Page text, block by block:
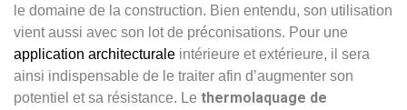
le domaine de la construction. Bien entendu, son utilisation
vient aussi avec son lot de préconisations. Pour une
application architecturale intérieure et extérieure, il sera
ainsi indispensable de le traiter afin d’augmenter son
potentiel et sa résistance. Le thermolaquage de